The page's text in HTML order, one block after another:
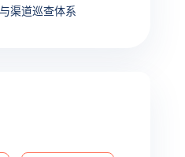
渠道巡查体系